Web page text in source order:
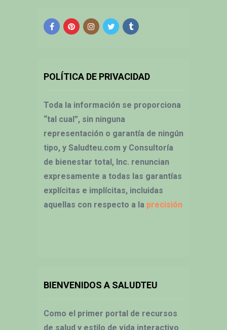
POLÍTICA DE PRIVACIDAD
Toda la información se proporciona
“tal cual”, sin ninguna
representación o garantía de ningún
tipo, y Saludteu.com y Consultoría
de bienestar total, Inc. renuncian
expresamente a todas las garantías
explícitas e implícitas, incluidas
aquellas con respecto a la precisión
BIENVENIDOS A SALUDTEU
Como el primer portal de recursos
de salud y estilo de vida interactivo